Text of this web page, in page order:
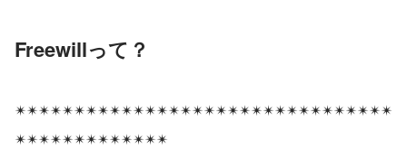
Freewillって？
✴︎✴︎✴︎✴︎✴︎✴︎✴︎✴︎✴︎✴︎✴︎✴︎✴︎✴︎✴︎✴︎✴︎✴︎✴︎✴︎✴︎✴︎✴︎✴︎✴︎✴︎✴︎✴︎✴︎✴︎✴︎✴︎
✴︎✴︎✴︎✴︎✴︎✴︎✴︎✴︎✴︎✴︎✴︎✴︎✴︎